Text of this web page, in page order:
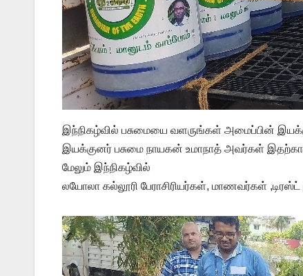
இந்நிகழ்வில் பசுமையை வளருங்கள் அமைப்பின்
இயக்குனர் பசுமை நாயகன் உமாநாத் அவர்கள்
மேலும் இந்நிகழ்வில்
லயோலா கல்லூரி பேராசிரியர்கள், மாணவர்கள்